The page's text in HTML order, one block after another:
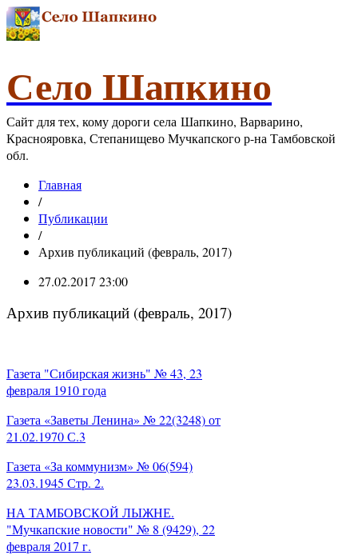
Село Шапкино
Сайт для тех, кому дороги села Шапкино, Варварино,
Краснояровка, Степанищево Мучкапского р-на Тамбовской
обл.
Главная
/
Публикации
/
Архив публикаций (февраль, 2017)
27.02.2017 23:00
Архив публикаций (февраль, 2017)
Газета "Сибирская жизнь" № 43, 23
февраля 1910 года
Газета «Заветы Ленина» № 22(3248) от
21.02.1970 С.3
Газета «За коммунизм» № 06(594)
23.03.1945 Стр. 2.
НА ТАМБОВСКОЙ ЛЫЖНЕ.
"Мучкапские новости" № 8 (9429), 22
февраля 2017 г.